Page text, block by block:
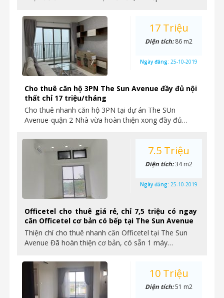
Cho thuê căn hộ 3PN The Sun Avenue đầy đủ nội
thất chỉ 17 triệu/tháng
Cho thuê nhanh căn hộ 3PN tại dự án The SUn
Avenue-quận 2 Nhà vừa hoàn thiện xong đầy đủ…
17 Triệu
Diện tích:86 m2
Ngày đăng: 25-10-2019
Officetel cho thuê giá rẻ, chỉ 7,5 triệu có ngay
căn Officetel cơ bản có bếp tại The Sun Avenue
Thiện chí cho thuê nhanh căn Officetel tại The Sun
Avenue Đã hoàn thiện cơ bản, có sẵn 1 máy…
7.5 Triệu
Diện tích:34 m2
Ngày đăng: 25-10-2019
10 Triệu
Diện tích:51 m2